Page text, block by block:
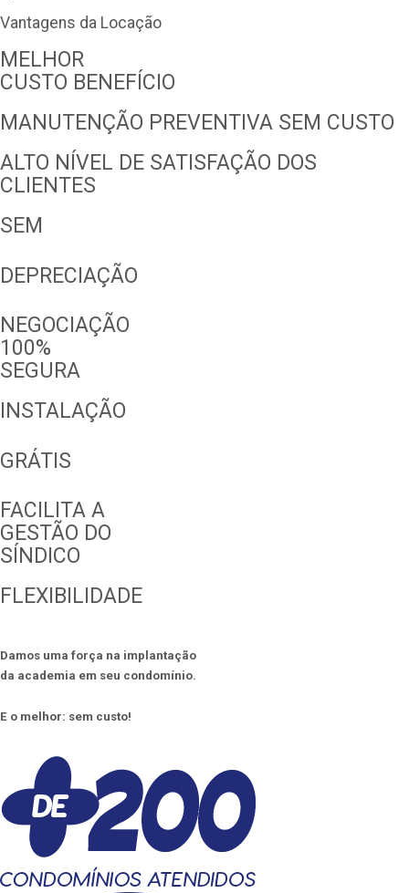
Vantagens da Locação
MELHOR
CUSTO BENEFÍCIO
MANUTENÇÃO PREVENTIVA SEM CUSTO
ALTO NÍVEL DE SATISFAÇÃO DOS
CLIENTES
SEM
DEPRECIAÇÃO
NEGOCIAÇÃO
100%
SEGURA
INSTALAÇÃO
GRÁTIS
FACILITA A
GESTÃO DO
SÍNDICO
FLEXIBILIDADE
Damos uma força na implantação
da academia em seu condomínio.
E o melhor: sem custo!